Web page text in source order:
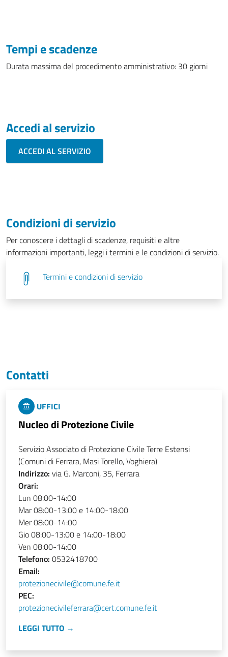
Tempi e scadenze
Durata massima del procedimento amministrativo: 30 giorni
Accedi al servizio
ACCEDI AL SERVIZIO
Condizioni di servizio
Per conoscere i dettagli di scadenze, requisiti e altre
informazioni importanti, leggi i termini e le condizioni di servizio.
Termini e condizioni di servizio
Contatti
UFFICI
Nucleo di Protezione Civile
Servizio Associato di Protezione Civile Terre Estensi
(Comuni di Ferrara, Masi Torello, Voghiera)
Indirizzo: via G. Marconi, 35, Ferrara
Orari:
Lun 08:00-14:00
Mar 08:00-13:00 e 14:00-18:00
Mer 08:00-14:00
Gio 08:00-13:00 e 14:00-18:00
Ven 08:00-14:00
Telefono: 0532418700
Email:
protezionecivile@comune.fe.it
PEC:
protezionecivileferrara@cert.comune.fe.it
LEGGI TUTTO →